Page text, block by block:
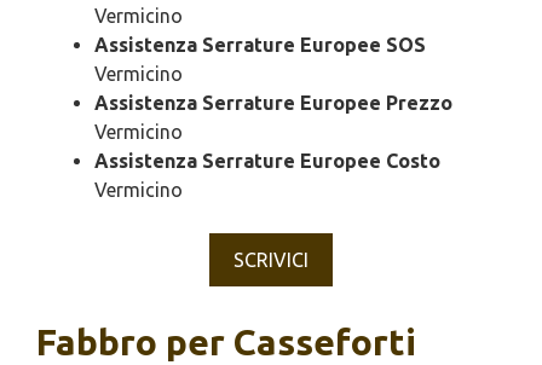
Vermicino
Assistenza Serrature Europee SOS
Vermicino
Assistenza Serrature Europee Prezzo
Vermicino
Assistenza Serrature Europee Costo
Vermicino
SCRIVICI
Fabbro per Casseforti